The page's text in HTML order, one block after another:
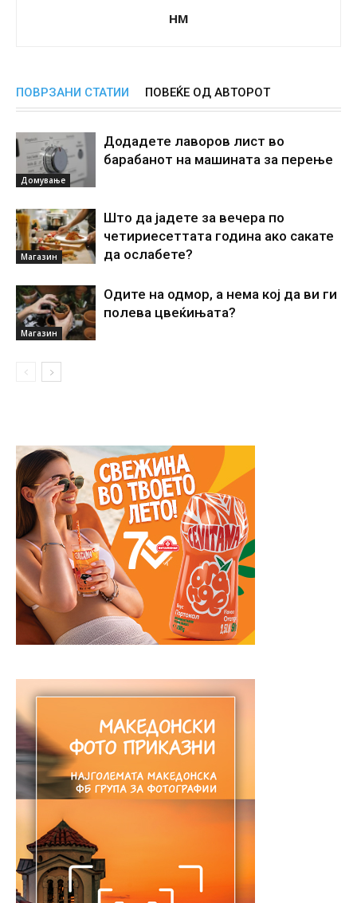
НМ
ПОВРЗАНИ СТАТИИ ПОВЕЌЕ ОД АВТОРОТ
Домување
Додадете лаворов лист во
барабанот на машината за перење
Магазин
Што да јадете за вечера по
четириесеттата година ако сакате
да ослабете?
Магазин
Одите на одмор, а нема кој да ви ги
полева цвеќињата?